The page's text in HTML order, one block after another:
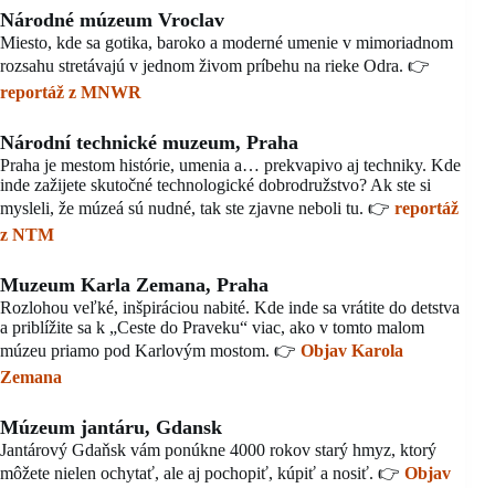
Národné múzeum Vroclav
Miesto, kde sa gotika, baroko a moderné umenie v mimoriadnom
rozsahu stretávajú v jednom živom príbehu na rieke Odra. 👉
reportáž z MNWR
Národní technické muzeum, Praha
Praha je mestom histórie, umenia a… prekvapivo aj techniky. Kde
inde zažijete skutočné technologické dobrodružstvo? Ak ste si
mysleli, že múzeá sú nudné, tak ste zjavne neboli tu. 👉 reportáž
z NTM
Muzeum Karla Zemana, Praha
Rozlohou veľké, inšpiráciou nabité. Kde inde sa vrátite do detstva
a priblížite sa k „Ceste do Praveku“ viac, ako v tomto malom
múzeu priamo pod Karlovým mostom. 👉 Objav Karola
Zemana
Múzeum jantáru, Gdansk
Jantárový Gdaňsk vám ponúkne 4000 rokov starý hmyz, ktorý
môžete nielen ochytať, ale aj pochopiť, kúpiť a nosiť. 👉 Objav